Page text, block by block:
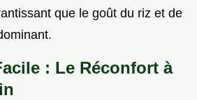
que le goût du riz et de
: Le Réconfort à